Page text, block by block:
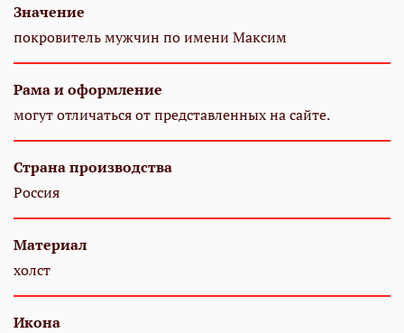
Значение
покровитель мужчин по имени Максим
Рама и оформление
могут отличаться от представленных на сайте.
Страна производства
Россия
Материал
холст
Икона